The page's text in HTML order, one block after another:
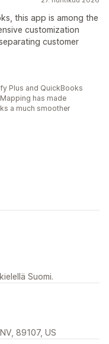
this app is among the
customization
customer
Plus and QuickBooks
has made
a much smoother
Suomi.
89107, US